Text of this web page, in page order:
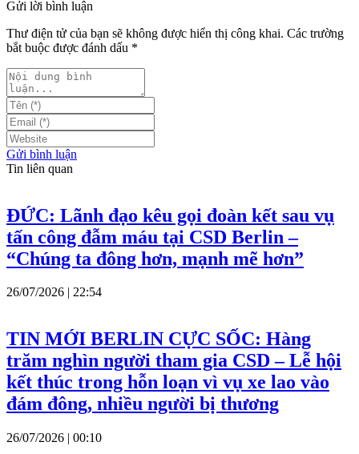
Gửi lời bình luận
Thư điện tử của bạn sẽ không được hiển thị công khai. Các trường
bắt buộc được đánh dấu *
Gửi bình luận
Tin liên quan
ĐỨC: Lãnh đạo kêu gọi đoàn kết sau vụ
tấn công đẫm máu tại CSD Berlin –
“Chúng ta đông hơn, mạnh mẽ hơn”
26/07/2026 | 22:54
TIN MỚI BERLIN CỰC SỐC: Hàng
trăm nghìn người tham gia CSD – Lễ hội
kết thúc trong hỗn loạn vì vụ xe lao vào
đám đông, nhiều người bị thương
26/07/2026 | 00:10